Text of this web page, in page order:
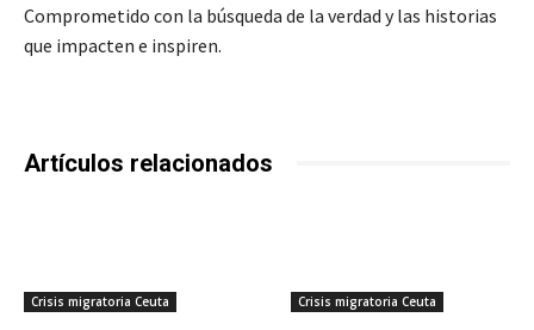
Comprometido con la búsqueda de la verdad y las historias
que impacten e inspiren.
Artículos relacionados
Crisis migratoria Ceuta Crisis migratoria Ceuta